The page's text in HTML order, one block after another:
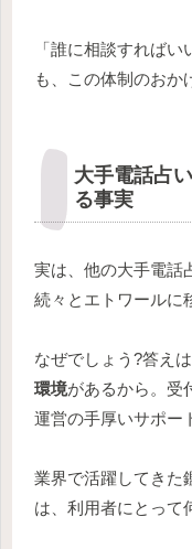
「誰に相談すれば
も、この体制のおか
大手電話占
る事実
実は、他の大手電話
続々とエトワールに
なぜでしょう?答えは
環境があるから。受
運営の手厚いサポー
業界で活躍してきた
は、利用者にとって